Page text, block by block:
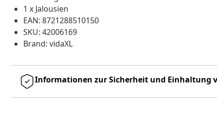
1 x Jalousien
EAN: 8721288510150
SKU: 42006169
Brand: vidaXL
Informationen zur Sicherheit und Einhaltung